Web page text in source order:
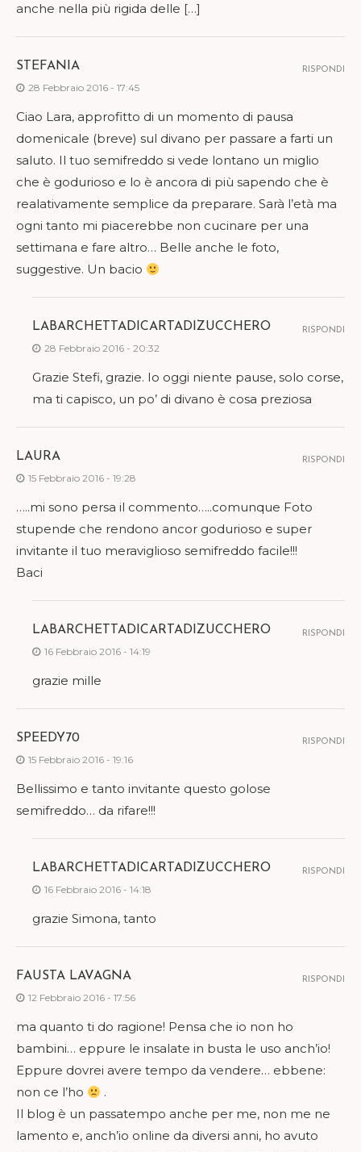
anche nella più rigida delle […]
STEFANIA
28 Febbraio 2016 - 17:45
Ciao Lara, approfitto di un momento di pausa
domenicale (breve) sul divano per passare a farti un
saluto. Il tuo semifreddo si vede lontano un miglio
che è godurioso e lo è ancora di più sapendo che è
realativamente semplice da preparare. Sarà l’età ma
ogni tanto mi piacerebbe non cucinare per una
settimana e fare altro… Belle anche le foto,
suggestive. Un bacio
RISPONDI
LABARCHETTADICARTADIZUCCHERO
28 Febbraio 2016 - 20:32
Grazie Stefi, grazie. Io oggi niente pause, solo corse,
ma ti capisco, un po’ di divano è cosa preziosa
RISPONDI
LAURA
15 Febbraio 2016 - 19:28
…..mi sono persa il commento…..comunque Foto
stupende che rendono ancor godurioso e super
invitante il tuo meraviglioso semifreddo facile!!!
Baci
RISPONDI
LABARCHETTADICARTADIZUCCHERO
16 Febbraio 2016 - 14:19
grazie mille
RISPONDI
SPEEDY70
15 Febbraio 2016 - 19:16
Bellissimo e tanto invitante questo golose
semifreddo… da rifare!!!
RISPONDI
LABARCHETTADICARTADIZUCCHERO
16 Febbraio 2016 - 14:18
grazie Simona, tanto
RISPONDI
FAUSTA LAVAGNA
12 Febbraio 2016 - 17:56
ma quanto ti do ragione! Pensa che io non ho
bambini… eppure le insalate in busta le uso anch’io!
Eppure dovrei avere tempo da vendere… ebbene:
non ce l’ho
.
Il blog è un passatempo anche per me, non me ne
lamento e, anch’io online da diversi anni, ho avuto
RISPONDI